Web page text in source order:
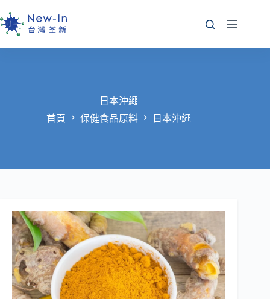
至
主
要
日本沖繩
首頁
保健食品原料 日本沖繩